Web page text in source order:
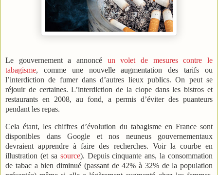
Le gouvernement a annoncé un volet de mesures contre le
tabagisme, comme une nouvelle augmentation des tarifs ou
l’interdiction de fumer dans d’autres lieux publics. On peut se
réjouir de certaines. L’interdiction de la clope dans les bistros et
restaurants en 2008, au fond, a permis d’éviter des puanteurs
pendant les repas.
Cela étant, les chiffres d’évolution du tabagisme en France sont
disponibles dans Google et nos neuneus gouvernementaux
devraient apprendre à faire des recherches. Voir la courbe en
illustration (et sa source). Depuis cinquante ans, la consommation
de tabac a bien diminué (passant de 42% à 32% de la population